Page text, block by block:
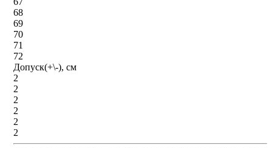
68
69
70
71
72
Допуск(+\-), см
2
2
2
2
2
2